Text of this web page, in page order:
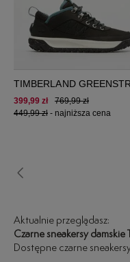
Aktualnie przeglądasz:
Czarne sneakersy damskie
Dostępne czarne
TIMBERLAND
MOTION 6769,99 zł
399,99 zł
449,99 zł - najniższa cena